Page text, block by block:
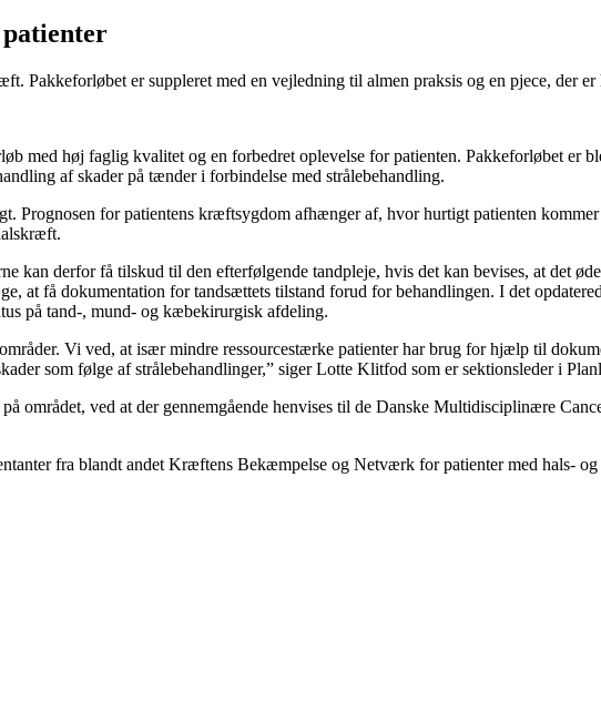
Pakkeforløbet er suppleret med en vejledning til almen praksis og en pjece, der
med høj faglig kvalitet og en forbedret oplevelse for patienten. Pakkeforløbet er
af skader på tænder i forbindelse med strålebehandling.
for patientens kræftsygdom afhænger af, hvor hurtigt patienten
kan derfor få tilskud til den efterfølgende tandpleje, hvis det kan bevises, at det
at få dokumentation for tandsættets tilstand forud for behandlingen. I det
på tand-, mund- og kæbekirurgisk afdeling.
Vi ved, at især mindre ressourcestærke patienter har brug for hjælp til
som følge af strålebehandlinger,” siger Lotte Klitfod som er sektionsleder i
området, ved at der gennemgående henvises til de Danske Multidisciplinære
fra blandt andet Kræftens Bekæmpelse og Netværk for patienter med hals-